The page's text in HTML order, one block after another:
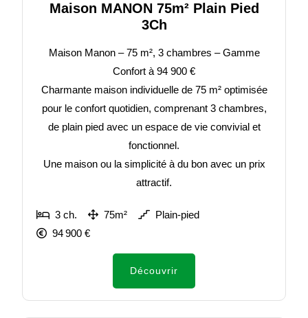
Maison MANON 75m² Plain Pied
3Ch
Maison Manon – 75 m², 3 chambres – Gamme
Confort à 94 900 €
Charmante maison individuelle de 75 m² optimisée
pour le confort quotidien, comprenant 3 chambres,
de plain pied avec un espace de vie convivial et
fonctionnel.
Une maison ou la simplicité à du bon avec un prix
attractif.
3 ch. 75m²
Plain-pied
94 900 €
Découvrir